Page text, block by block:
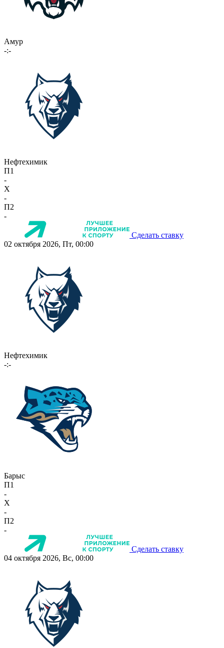
Амур
-:-
Нефтехимик
П1
-
X
-
П2
-
Сделать ставку
02 октября 2026, Пт, 00:00
Нефтехимик
-:-
Барыс
П1
-
X
-
П2
-
Сделать ставку
04 октября 2026, Вс, 00:00